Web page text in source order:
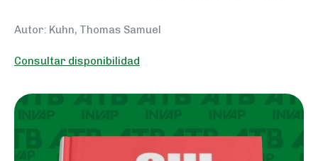
Autor: Kuhn, Thomas Samuel
Consultar disponibilidad